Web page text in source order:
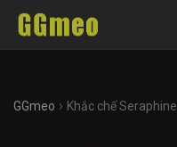
GGmeo › Khắc chế Seraphine